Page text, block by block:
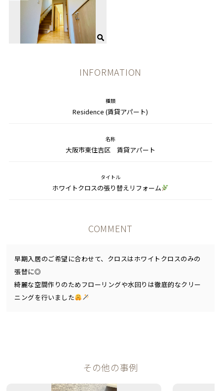
INFORMATION
種類
Residence (賃貸アパート)
名称
大阪市東住吉区 賃貸アパート
タイトル
ホワイトクロスの張り替えリフォーム
COMMENT
早期入居のご希望に合わせて、クロスはホワイトクロスのみの
張替に◎
綺麗な空間作りのためフローリングや水回りは徹底的なクリー
ニングを行いました
その他の事例